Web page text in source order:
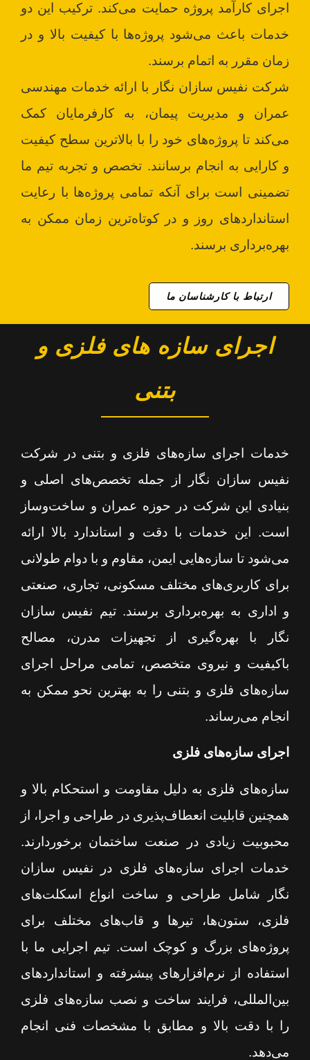
اجرای کارآمد پروژه حمایت می‌کند. ترکیب این دو
خدمات باعث می‌شود پروژه‌ها با کیفیت بالا و در
زمان مقرر به اتمام برسند.
شرکت نفیس سازان نگار با ارائه خدمات مهندسی
عمران و مدیریت پیمان، به کارفرمایان کمک
می‌کند تا پروژه‌های خود را با بالاترین سطح کیفیت
و کارایی به انجام برسانند. تخصص و تجربه تیم ما
تضمینی است برای آنکه تمامی پروژه‌ها با رعایت
استانداردهای روز و در کوتاه‌ترین زمان ممکن به
بهره‌برداری برسند.
ارتباط با کارشناسان ما
اجرای سازه های فلزی و
بتنی
خدمات اجرای سازه‌های فلزی و بتنی در شرکت
نفیس سازان نگار از جمله تخصص‌های اصلی و
بنیادی این شرکت در حوزه عمران و ساخت‌وساز
است. این خدمات با دقت و استاندارد بالا ارائه
می‌شود تا سازه‌هایی ایمن، مقاوم و با دوام طولانی
برای کاربری‌های مختلف مسکونی، تجاری، صنعتی
و اداری به بهره‌برداری برسند. تیم نفیس سازان
نگار با بهره‌گیری از تجهیزات مدرن، مصالح
باکیفیت و نیروی متخصص، تمامی مراحل اجرای
سازه‌های فلزی و بتنی را به بهترین نحو ممکن به
انجام می‌رساند.
اجرای سازه‌های فلزی
سازه‌های فلزی به دلیل مقاومت و استحکام بالا و
همچنین قابلیت انعطاف‌پذیری در طراحی و اجرا، از
محبوبیت زیادی در صنعت ساختمان برخوردارند.
خدمات اجرای سازه‌های فلزی در نفیس سازان
نگار شامل طراحی و ساخت انواع اسکلت‌های
فلزی، ستون‌ها، تیرها و قاب‌های مختلف برای
پروژه‌های بزرگ و کوچک است. تیم اجرایی ما با
استفاده از نرم‌افزارهای پیشرفته و استانداردهای
بین‌المللی، فرایند ساخت و نصب سازه‌های فلزی
را با دقت بالا و مطابق با مشخصات فنی انجام
می‌دهد.